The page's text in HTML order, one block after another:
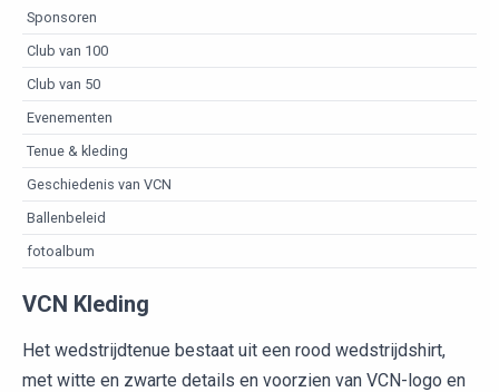
Sponsoren
Club van 100
Club van 50
Evenementen
Tenue & kleding
Geschiedenis van VCN
Ballenbeleid
fotoalbum
VCN Kleding
Het wedstrijdtenue bestaat uit een rood wedstrijdshirt,
met witte en zwarte details en voorzien van VCN-logo en